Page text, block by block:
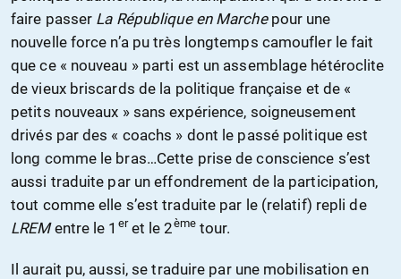
faire passer La République en Marchepour une
nouvelle force n’a pu très longtemps camoufler le fait
que ce « nouveau » parti est un assemblage hétéroclite
de vieux briscards de la politique française et de «
petits nouveaux » sans expérience, soigneusement
drivés par des « coachs » dont le passé politique est
long comme le bras…Cette prise de conscience s’est
aussi traduite par un effondrement de la participation,
tout comme elle s’est traduite par le (relatif) repli de
LREMentre le 1 eret le 2èmetour.
Il aurait pu, aussi, se traduire par une mobilisation en